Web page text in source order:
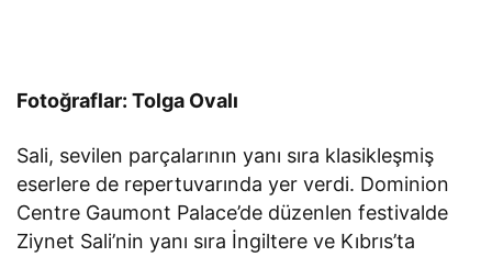
Fotoğraflar: Tolga Ovalı
Sali, sevilen parçalarının yanı sıra klasikleşmiş
eserlere de repertuvarında yer verdi. Dominion
Centre Gaumont Palace’de düzenlen festivalde
Ziynet Sali’nin yanı sıra İngiltere ve Kıbrıs’ta